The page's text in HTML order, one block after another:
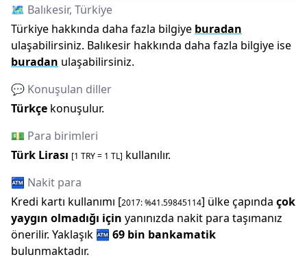
🗺️ Balıkesir, Türkiye
Türkiye hakkında daha fazla bilgiye buradan
ulaşabilirsiniz. Balıkesir hakkında daha fazla bilgiye ise
buradan ulaşabilirsiniz.
💬 Konuşulan diller
Türkçe konuşulur.
💵 Para birimleri
Türk Lirası [1 TRY= 1 TL] kullanılır.
🏧 Nakit para
Kredi kartı kullanımı [2017: %41.59845114] ülke çapında çok
yaygın olmadığı için yanınızda nakit para taşımanız
önerilir. Yaklaşık 🏧 69 bin bankamatik
bulunmaktadır.